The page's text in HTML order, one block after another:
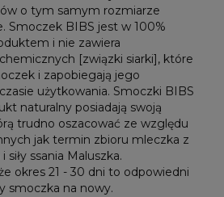
o tym samym rozmiarze
Smoczek BIBS jest w 100%
i nie zawiera
[związki siarki], które
i zapobiegają jego
użytkowania. Smoczki BIBS
naturalny posiadają swoją
trudno oszacować ze względu
jak termin zbioru mleczka z
siły ssania Maluszka.
okres 21 - 30 dni to odpowiedni
smoczka na nowy.